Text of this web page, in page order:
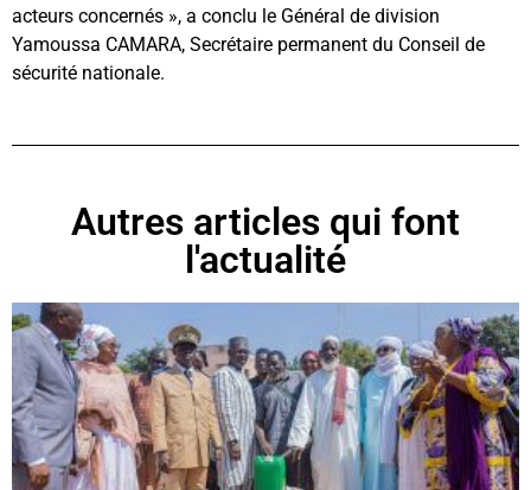
acteurs concernés », a conclu le Général de division
Yamoussa CAMARA, Secrétaire permanent du Conseil de
sécurité nationale.
Autres articles qui font
l'actualité